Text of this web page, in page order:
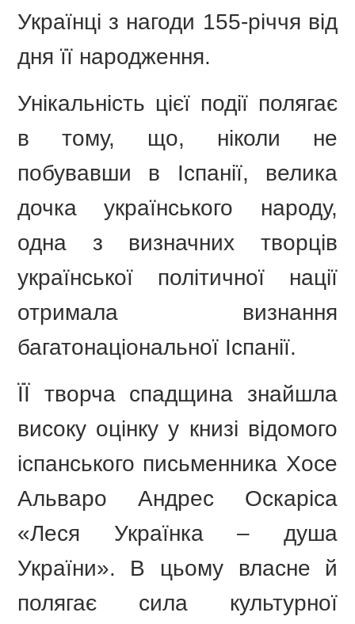
Українці з нагоди 155-річчя від
дня її народження.
Унікальність цієї події полягає
в тому, що, ніколи не
побувавши в Іспанії, велика
дочка українського народу,
одна з визначних творців
української політичної нації
отримала визнання
багатонаціональної Іспанії.
ЇЇ творча спадщина знайшла
високу оцінку у книзі відомого
іспанського письменника Хосе
Альваро Андрес Оскаріса
«Леся Українка – душа
України». В цьому власне й
полягає сила культурної